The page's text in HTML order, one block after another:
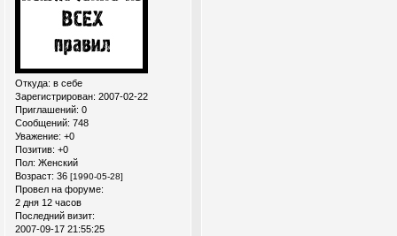
Откуда: в себе
Зарегистрирован: 2007-02-22
Приглашений: 0
Сообщений: 748
Уважение: +0
Позитив: +0
Пол: Женский
Возраст: 36 [1990-05-28]
Провел на форуме:
2 дня 12 часов
Последний визит:
2007-09-17 21:55:25